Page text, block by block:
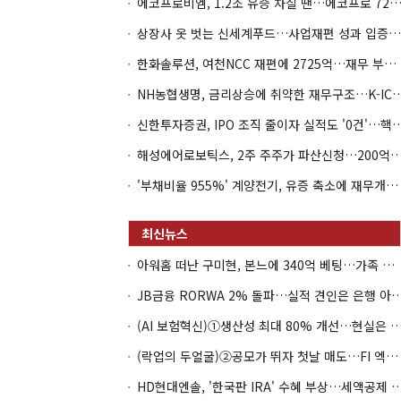
상장사 옷 벗는 신세계푸드…사업재편 성과 입증할까
한화솔루션, 여천NCC 재편에 2725억…재무 부담 커지나
NH농협생명, 금리상승에 취
신한투자증권, IPO 조직 줄
해성에어로보틱스, 2주 주주가 파산
'부채비율 955%' 계양전기, 유증 축소에 재무개선 효과 '뚝'
아워홈 떠난 구미현, 본느에 340억 베팅…가족 지배체제 구축
JB금융 RORWA 2% 돌파…실
(AI 보험혁신)①생산성 최대 80%
(락업의 두얼굴)②공모가 뛰자 첫날 매도…FI 엑시트 전략 갈렸다
HD현대엔솔, '한국판 IRA' 수혜